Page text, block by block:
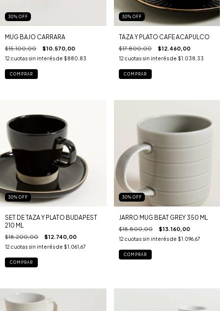
30% OFF
MUG BAJO CARRARA
$15.100,00 $10.570,00
12 cuotas sin interés de $880,83
30% OFF
TAZA Y PLATO CAFE ACAPULCO
$17.800,00 $12.460,00
12 cuotas sin interés de $1.038,33
30% OFF
SET DE TAZA Y PLATO BUDAPEST
210 ML
$18.200,00 $12.740,00
12 cuotas sin interés de $1.061,67
30% OFF
JARRO MUG BEAT GREY 350 ML
$18.800,00 $13.160,00
12 cuotas sin interés de $1.096,67